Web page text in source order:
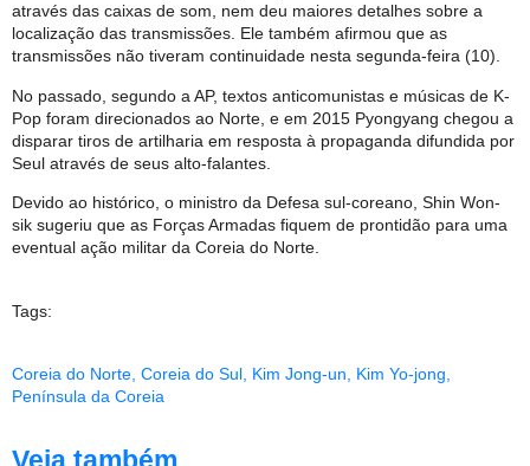
através das caixas de som, nem deu maiores detalhes sobre a
localização das transmissões. Ele também afirmou que as
transmissões não tiveram continuidade nesta segunda-feira (10).
No passado, segundo a AP, textos anticomunistas e músicas de K-
Pop foram direcionados ao Norte, e em 2015 Pyongyang chegou a
disparar tiros de artilharia em resposta à propaganda difundida por
Seul através de seus alto-falantes.
Devido ao histórico, o ministro da Defesa sul-coreano, Shin Won-
sik sugeriu que as Forças Armadas fiquem de prontidão para uma
eventual ação militar da Coreia do Norte.
Tags:
Coreia do Norte Coreia do Sul Kim Jong-un Kim Yo-jong
Península da Coreia